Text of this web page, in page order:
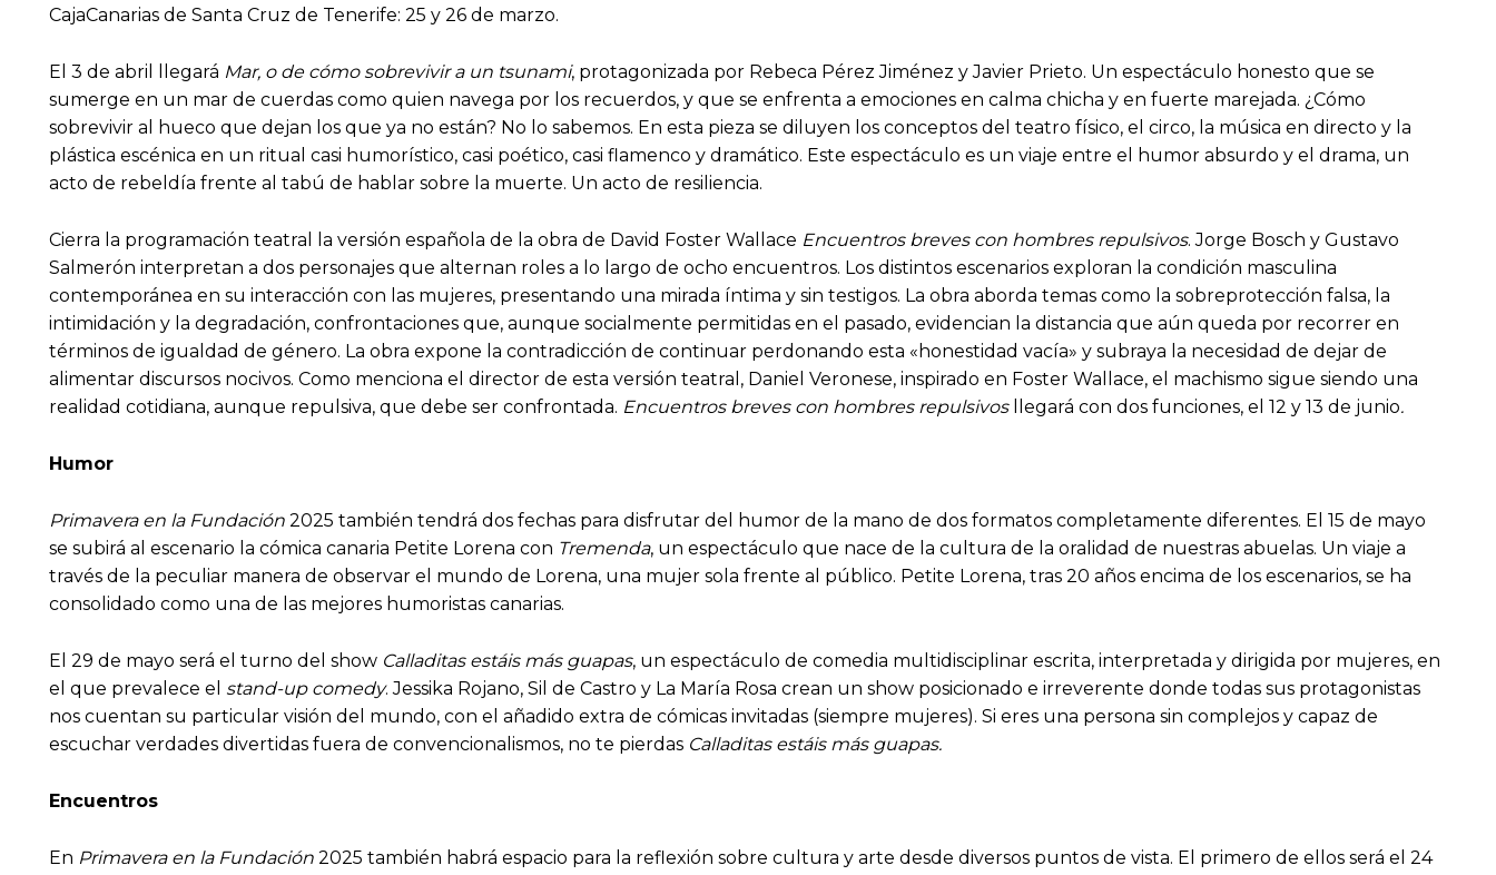
CajaCanarias de Santa Cruz de Tenerife: 25 y 26 de marzo.
El 3 de abril llegará Mar, o de cómo sobrevivir a un tsunami, protagonizada por Rebeca Pérez Jiménez y Javier Prieto. Un espectáculo honesto que se
sumerge en un mar de cuerdas como quien navega por los recuerdos, y que se enfrenta a emociones en calma chicha y en fuerte marejada. ¿Cómo
sobrevivir al hueco que dejan los que ya no están? No lo sabemos. En esta pieza se diluyen los conceptos del teatro físico, el circo, la música en directo y la
plástica escénica en un ritual casi humorístico, casi poético, casi flamenco y dramático. Este espectáculo es un viaje entre el humor absurdo y el drama, un
acto de rebeldía frente al tabú de hablar sobre la muerte. Un acto de resiliencia.
Cierra la programación teatral la versión española de la obra de David Foster Wallace Encuentros breves con hombres repulsivos. Jorge Bosch y Gustavo
Salmerón interpretan a dos personajes que alternan roles a lo largo de ocho encuentros. Los distintos escenarios exploran la condición masculina
contemporánea en su interacción con las mujeres, presentando una mirada íntima y sin testigos. La obra aborda temas como la sobreprotección falsa, la
intimidación y la degradación, confrontaciones que, aunque socialmente permitidas en el pasado, evidencian la distancia que aún queda por recorrer en
términos de igualdad de género. La obra expone la contradicción de continuar perdonando esta «honestidad vacía» y subraya la necesidad de dejar de
alimentar discursos nocivos. Como menciona el director de esta versión teatral, Daniel Veronese, inspirado en Foster Wallace, el machismo sigue siendo una
realidad cotidiana, aunque repulsiva, que debe ser confrontada. Encuentros breves con hombres repulsivos llegará con dos funciones, el 12 y 13 de junio.
Humor
Primavera en la Fundación 2025 también tendrá dos fechas para disfrutar del humor de la mano de dos formatos completamente diferentes. El 15 de mayo
se subirá al escenario la cómica canaria Petite Lorena con Tremenda, un espectáculo que nace de la cultura de la oralidad de nuestras abuelas. Un viaje a
través de la peculiar manera de observar el mundo de Lorena, una mujer sola frente al público. Petite Lorena, tras 20 años encima de los escenarios, se ha
consolidado como una de las mejores humoristas canarias.
El 29 de mayo será el turno del show Calladitas estáis más guapas, un espectáculo de comedia multidisciplinar escrita, interpretada y dirigida por mujeres, en
el que prevalece el stand-up comedy. Jessika Rojano, Sil de Castro y La María Rosa crean un show posicionado e irreverente donde todas sus protagonistas
nos cuentan su particular visión del mundo, con el añadido extra de cómicas invitadas (siempre mujeres). Si eres una persona sin complejos y capaz de
escuchar verdades divertidas fuera de convencionalismos, no te pierdas Calladitas estáis más guapas.
Encuentros
En Primavera en la Fundación 2025 también habrá espacio para la reflexión sobre cultura y arte desde diversos puntos de vista. El primero de ellos será el 24